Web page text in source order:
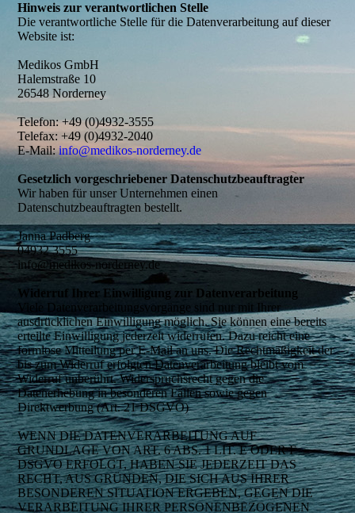
Hinweis zur verantwortlichen Stelle
Die verantwortliche Stelle für die Datenverarbeitung auf dieser
Website ist:
Medikos GmbH
Halemstraße 10
26548 Norderney
Telefon: +49 (0)4932-3555
Telefax: +49 (0)4932-2040
E-Mail:info@medikos-norderney.de
Gesetzlich vorgeschriebener Datenschutzbeauftragter
Wir haben für unser Unternehmen einen
Datenschutzbeauftragten bestellt.
Janna Padberg
04932 3555
info@medikos-norderney.de
Widerruf Ihrer Einwilligung zur Datenverarbeitung
Viele Datenverarbeitungsvorgänge sind nur mit Ihrer
ausdrücklichen Einwilligung möglich. Sie können eine bereits
erteilte Einwilligung jederzeit widerrufen. Dazu reicht eine
formlose Mitteilung per E-Mail an uns. Die Rechtmäßigkeit der
bis zum Widerruf erfolgten Datenverarbeitung bleibt vom
Widerruf unberührt. Widerspruchsrecht gegen die
Datenerhebung in besonderen Fällen sowie gegen
Direktwerbung (Art. 21 DSGVO)
WENN DIE DATENVERARBEITUNG AUF
GRUNDLAGE VON ART. 6 ABS. 1 LIT. E ODER F
DSGVO ERFOLGT, HABEN SIE JEDERZEIT DAS
RECHT, AUS GRÜNDEN, DIE SICH AUS IHRER
BESONDEREN SITUATION ERGEBEN, GEGEN DIE
VERARBEITUNG IHRER PERSONENBEZOGENEN